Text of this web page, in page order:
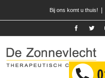
Bij ons komt u thuis!